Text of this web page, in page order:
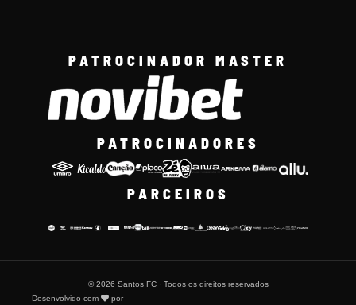
PATROCINADOR MASTER
PATROCINADORES
PARCEIROS
© 2026 Santos FC · Todos os direitos reservados
Desenvolvido com
por